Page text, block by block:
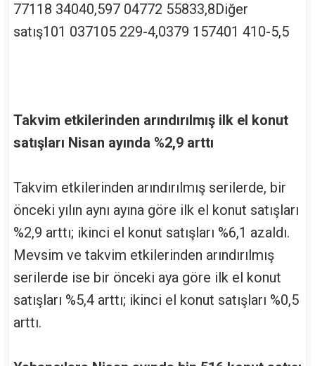
77118 34040,597 04772 55833,8Diğer
satış101 037105 229-4,0379 157401 410-5,5
Takvim etkilerinden arındırılmış ilk el konut
satışları Nisan ayında %2,9 arttı
Takvim etkilerinden arındırılmış serilerde, bir
önceki yılın aynı ayına göre ilk el konut satışları
%2,9 arttı; ikinci el konut satışları %6,1 azaldı.
Mevsim ve takvim etkilerinden arındırılmış
serilerde ise bir önceki aya göre ilk el konut
satışları %5,4 arttı; ikinci el konut satışları %0,5
arttı.